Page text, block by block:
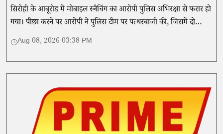
सिरोही के आबूरोड में मोबाइल स्नैचिंग का आरोपी पुलिस अभिरक्षा से फरार हो
गया। पीछा करने पर आरोपी ने पुलिस टीम पर पत्थरबाजी की, जिसमें दो
पुलिसकर्मी घायल हुए।
Aug 08, 2026 03:38 PM